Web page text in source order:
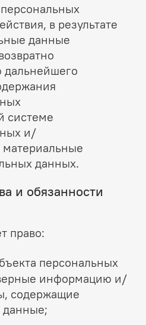
в результате
данные
дальнейшего
системе
и/
данных.
и обязанности
право:
персональных
информацию и/
содержащие
данные;